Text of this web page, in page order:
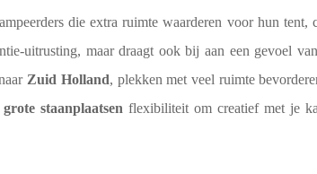
die extra ruimte waarderen voor hun tent,
uitrusting, maar draagt ook bij aan een gevoel
Zuid Holland, plekken met veel ruimte
grote staanplaatsen flexibiliteit om creatief met je